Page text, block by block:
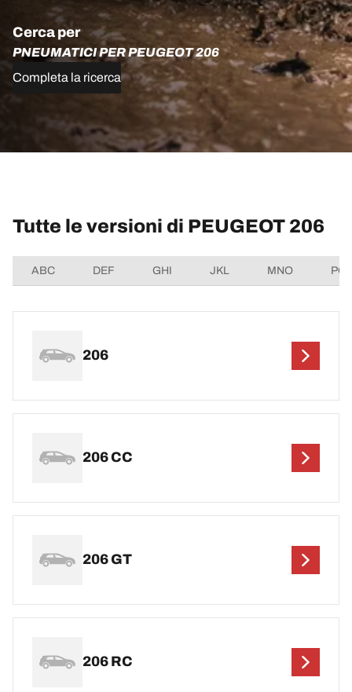
Cerca per
PNEUMATICI PER PEUGEOT 206
Completa la ricerca
Tutte le versioni di PEUGEOT 206
ABC DEF GHI JKL MNO
206
206 CC
206 GT
206 RC